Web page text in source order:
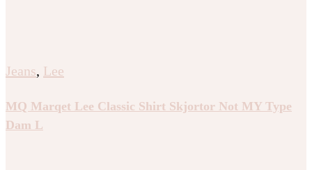
Jeans, Lee
MQ Marqet Lee Classic Shirt Skjortor Not MY Type
Dam L